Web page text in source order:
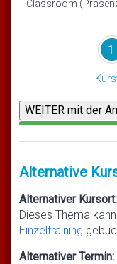
1
Alternative
Alternativer Kursort:
Dieses Thema
Einzeltraining
Alternativer Termin: